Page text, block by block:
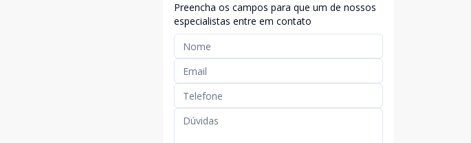
Preencha os campos para que um de nossos
especialistas entre em contato